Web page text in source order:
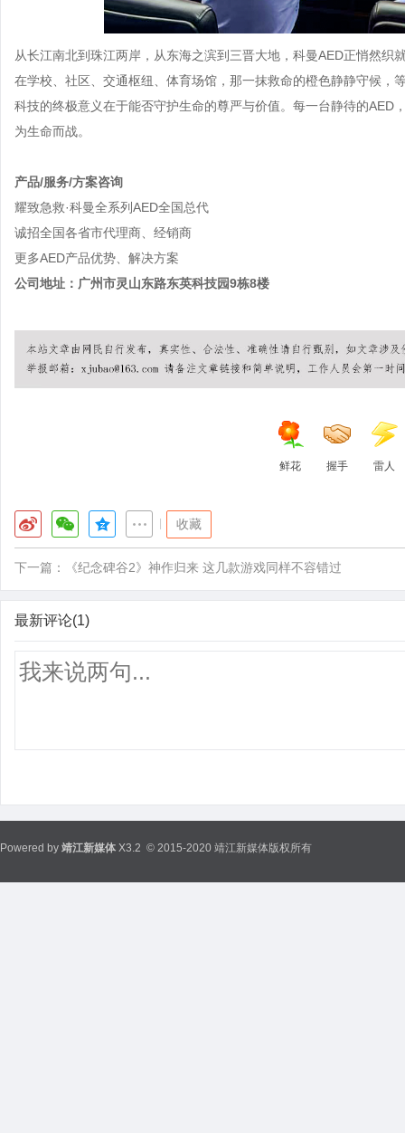
从长江南北到珠江两岸，从东海之滨到三晋大地，科曼AED正悄然织
在学校、社区、交通枢纽、体育场馆，那一抹救命的橙色静静守候，
科技的终极意义在于能否守护生命的尊严与价值。每一台静待的
为生命而战。
产品/服务/方案咨询
耀致急救·科曼全系列AED全国总代
诚招全国各省市代理商、经销商
更多AED产品优势、解决方案
公司地址：广州市灵山东路东英科技园9栋8楼
鲜花 握手 雷人
收藏
下一篇： 《纪念碑谷2》神作归来 这几款游戏同样不容错过
最新评论(1)
Powered by 靖江新媒体 X3.2 © 2015-2020 靖江新媒体版权所有